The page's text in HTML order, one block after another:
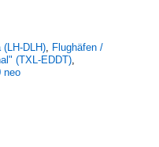
DLH), Flughäfen /
(TXL-EDDT),
neo